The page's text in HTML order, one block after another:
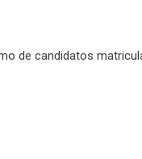
de candidatos